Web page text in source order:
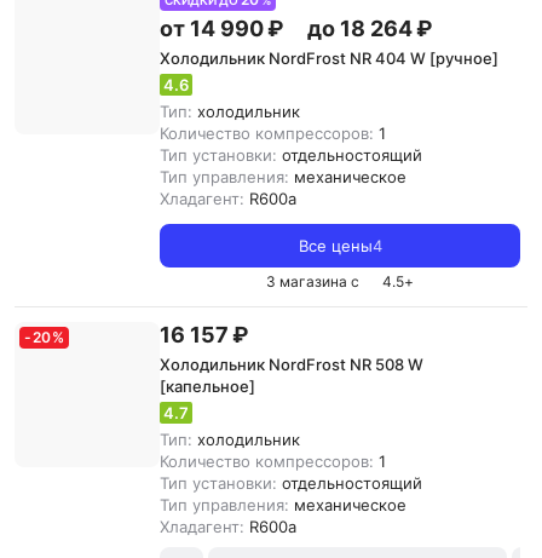
от 14 990 ₽ до 18 264 ₽
Холодильник NordFrost NR 404 W [ручное]
4.6
Тип: холодильник
Количество компрессоров: 1
Тип установки: отдельностоящий
Тип управления: механическое
Хладагент: R600a
Все цены4
3 магазина с 4.5+
-20% 16 157 ₽
Холодильник NordFrost NR 508 W
[капельное]
4.7
Тип: холодильник
Количество компрессоров: 1
Тип установки: отдельностоящий
Тип управления: механическое
Хладагент: R600a